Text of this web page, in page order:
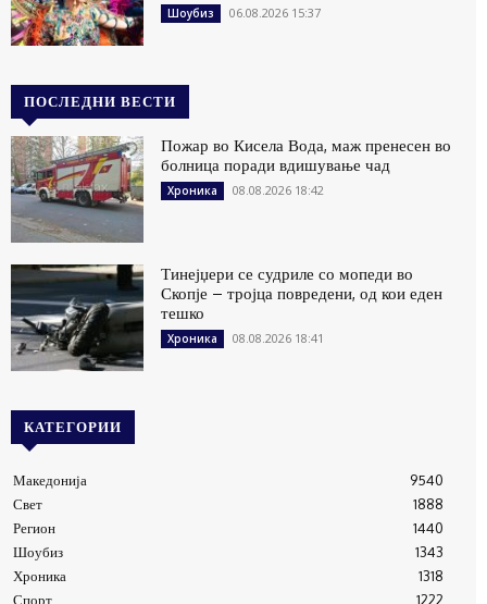
Шоубиз 06.08.2026 15:37
ПОСЛЕДНИ ВЕСТИ
Пожар во Кисела Вода, маж пренесен во
болница поради вдишување чад
Хроника 08.08.2026 18:42
Тинејџери се судриле со мопеди во
Скопје – тројца повредени, од кои еден
тешко
Хроника 08.08.2026 18:41
КАТЕГОРИИ
Македонија
9540
Свет
1888
Регион
1440
Шоубиз
1343
Хроника
1318
Спорт
1222